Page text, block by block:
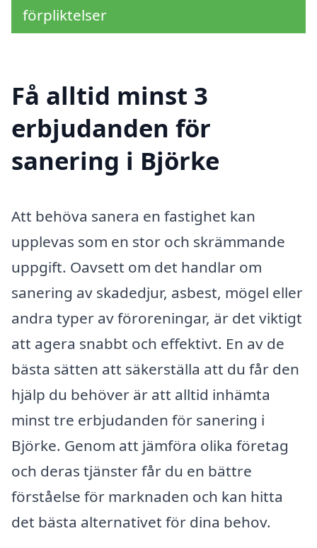
förpliktelser
Få alltid minst 3
erbjudanden för
sanering i Björke
Att behöva sanera en fastighet kan
upplevas som en stor och skrämmande
uppgift. Oavsett om det handlar om
sanering av skadedjur, asbest, mögel eller
andra typer av föroreningar, är det viktigt
att agera snabbt och effektivt. En av de
bästa sätten att säkerställa att du får den
hjälp du behöver är att alltid inhämta
minst tre erbjudanden för sanering i
Björke. Genom att jämföra olika företag
och deras tjänster får du en bättre
förståelse för marknaden och kan hitta
det bästa alternativet för dina behov.